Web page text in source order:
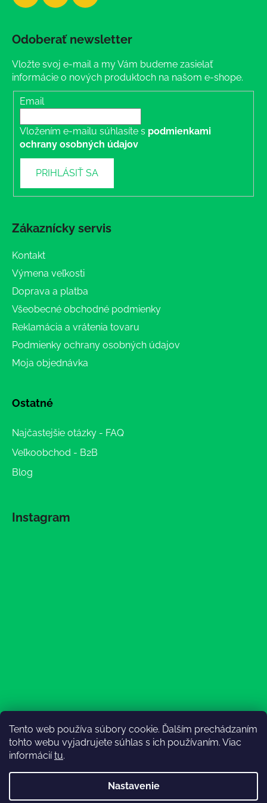
Tento web používa súbory cookie. Ďalším prechádzaním
tohto webu vyjadrujete súhlas s ich používaním. Viac
informáciítu.
Nastavenie
Odoberať newsletter
Vložte svoj e-mail a my Vám budeme zasielať
informácie o nových produktoch na našom e-shope.
Email
Vložením e-mailu súhlasíte s podmienkami
ochrany osobných údajov
PRIHLÁSIŤ SA
Zákaznícky servis
Kontakt
Výmena veľkosti
Doprava a platba
Všeobecné obchodné podmienky
Reklamácia a vrátenia tovaru
Podmienky ochrany osobných údajov
Moja objednávka
Ostatné
Najčastejšie otázky - FAQ
Veľkoobchod - B2B
Blog
Instagram
Sledovať na Instagrame